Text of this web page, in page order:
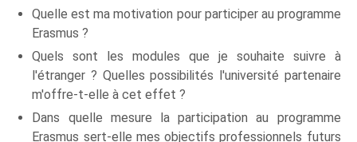
Quelle est ma motivation pour participer au programme
Erasmus ?
Quels sont les modules que je souhaite suivre à
l'étranger ? Quelles possibilités l'université partenaire
m'offre-t-elle à cet effet ?
Dans quelle mesure la participation au programme
Erasmus sert-elle mes objectifs professionnels futurs